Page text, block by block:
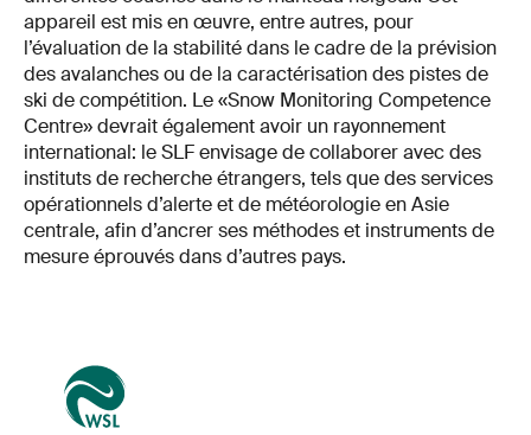
appareil est mis en œuvre, entre autres, pour
l’évaluation de la stabilité dans le cadre de la prévision
des avalanches ou de la caractérisation des pistes de
ski de compétition. Le «Snow Monitoring Competence
Centre» devrait également avoir un rayonnement
international: le SLF envisage de collaborer avec des
instituts de recherche étrangers, tels que des services
opérationnels d’alerte et de météorologie en Asie
centrale, afin d’ancrer ses méthodes et instruments de
mesure éprouvés dans d’autres pays.